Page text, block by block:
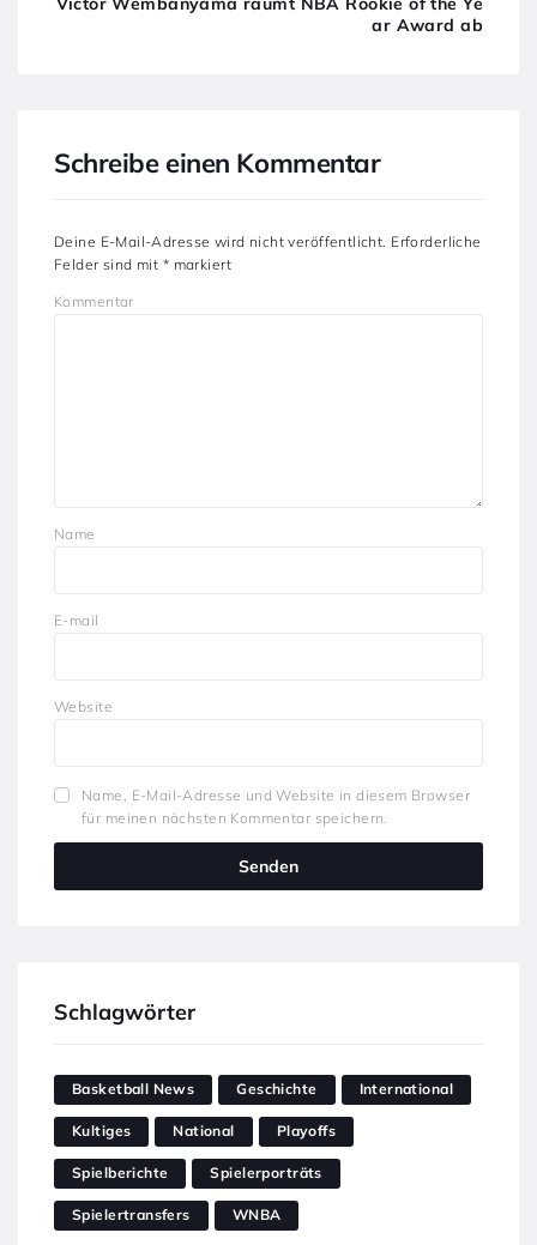
ar Award ab
Schreibe einen Kommentar
Deine E-Mail-Adresse wird nicht veröffentlicht. Erforderliche
Felder sind mit * markiert
Kommentar
Name
E-mail
Website
Name, E-Mail-Adresse und Website in diesem Browser
für meinen nächsten Kommentar speichern.
Schlagwörter
Basketball News Geschichte International
Kultiges National Playoffs
Spielberichte Spielerporträts
Spielertransfers WNBA